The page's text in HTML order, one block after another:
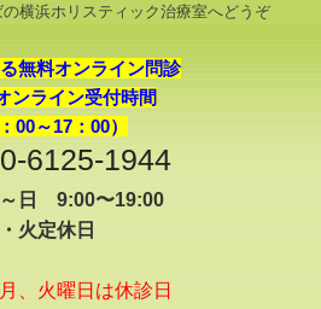
横浜ホリスティック治療室へどうぞ
無料オンライン問診
ンライン受付時間
：00～17：00）
6125-1944
日 9:00〜19:00
火定休日
、火曜日は休診日